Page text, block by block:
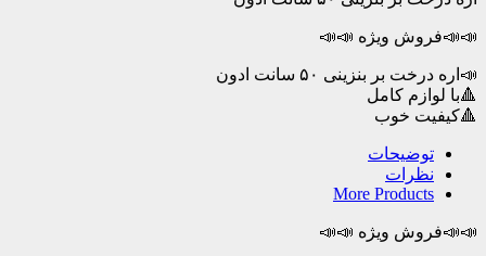
ادون
📣📣فروش ویژه 📣📣
📣اره درخت بر بنزینی ۵۰ سانت ادون
🔺با لوازم کامل
🔺کیفیت خوب
توضیحات
نظرات
More Products
📣📣فروش ویژه 📣📣